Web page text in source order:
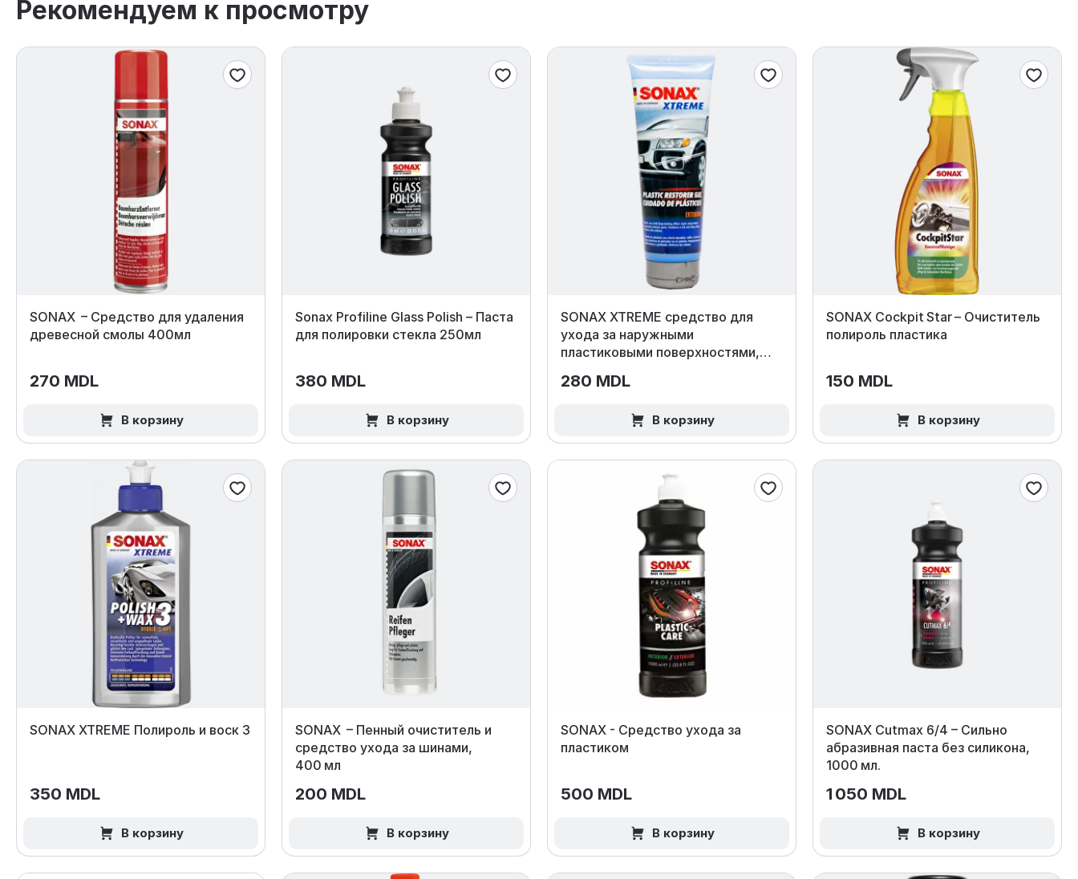
Рекомендуем к просмотру
SONAX – Средство для удаления
древесной смолы 400мл
270 MDL
В корзину
Sonax Profiline Glass Polish – Паста
для полировки стекла 250мл
380 MDL
В корзину
SONAX XTREME средство для
ухода за наружными
пластиковыми поверхностями,
280 MDL
В корзину
SONAX Cockpit Star – Очиститель
полироль пластика
150 MDL
В корзину
SONAX XTREME Полироль и воск 3
350 MDL
В корзину
SONAX – Пенный очиститель и
средство ухода за шинами,
400 мл
200 MDL
В корзину
SONAX - Средство ухода за
пластиком
500 MDL
В корзину
SONAX Cutmax 6/4 – Сильно
абразивная паста без силикона,
1000 мл.
1 050 MDL
В корзину